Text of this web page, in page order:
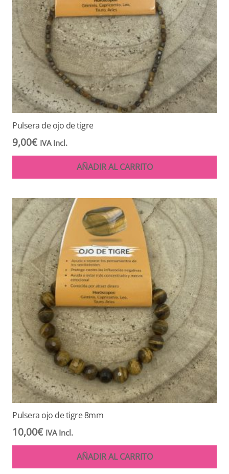
Pulsera de ojo de tigre
9,00€ IVA Incl.
AÑADIR AL CARRITO
Pulsera ojo de tigre 8mm
10,00€ IVA Incl.
AÑADIR AL CARRITO